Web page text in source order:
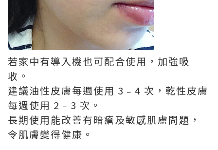
若家中有導入機也可配合使用，加強吸
收。
建議油性皮膚每週使用 3﹣4 次，乾性皮膚
每週使用 2﹣3 次。
長期使用能改善有暗瘡及敏感肌膚問題，
令肌膚變得健康。